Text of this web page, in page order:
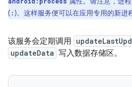
( : )。这样服务便可以在应用专用的新进
该服务会定期调用
updateData 写入数据存储区。